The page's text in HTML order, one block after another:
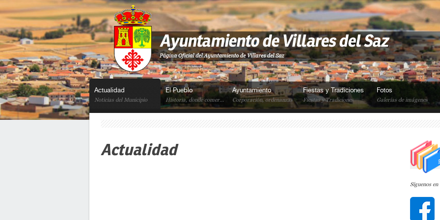
Actualidad
Noticias del Municipio
El Pueblo
Historia, donde comer...
Ayuntamiento
Corporación, ordenanzas
Fiestas y Tradiciones
Fiestas y Tradiciones
Fotos
Galerí­as de imágenes
Actualidad
Síguenos en